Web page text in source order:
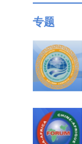
专题